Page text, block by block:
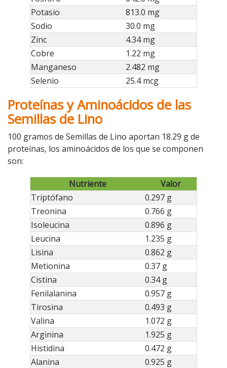
Potasio
813.0 mg
Sodio
30.0 mg
Zinc
4.34 mg
Cobre
1.22 mg
Manganeso
2.482 mg
Selenio
25.4 mcg
Proteínas y Aminoácidos de las
Semillas de Lino
100 gramos de Semillas de Lino aportan 18.29 g de
proteínas, los aminoácidos de los que se componen
son:
Nutriente
Valor
Triptófano
0.297 g
Treonina
0.766 g
Isoleucina
0.896 g
Leucina
1.235 g
Lisina
0.862 g
Metionina
0.37 g
Cistina
0.34 g
Fenilalanina
0.957 g
Tirosina
0.493 g
Valina
1.072 g
Arginina
1.925 g
Histidina
0.472 g
Alanina
0.925 g